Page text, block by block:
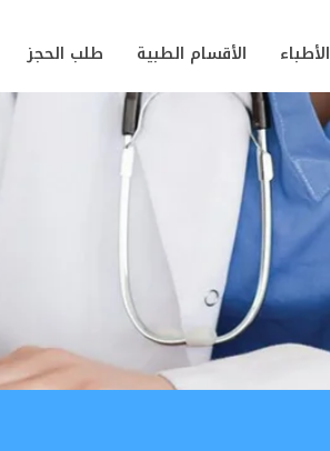
الأطباء الأقسام الطبية طلب الحجز